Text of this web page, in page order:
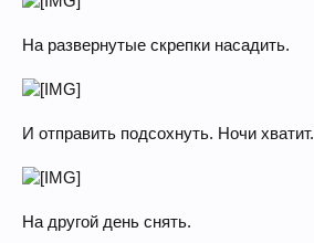
На развернутые скрепки насадить.
И отправить подсохнуть. Ночи хватит.
На другой день снять.